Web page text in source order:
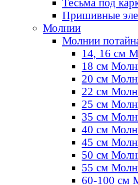
Тесьма под
Пришивные
Молнии
Молнии
14, 16 см
18 см
20 см
22 см
25 см
35 см
40 см
45 см
50 см
55 см
60-100 см